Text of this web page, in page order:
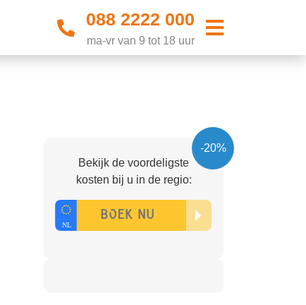
088 2222 000
ma-vr van 9 tot 18 uur
-20%
Bekijk de voordeligste
kosten bij u in de regio: